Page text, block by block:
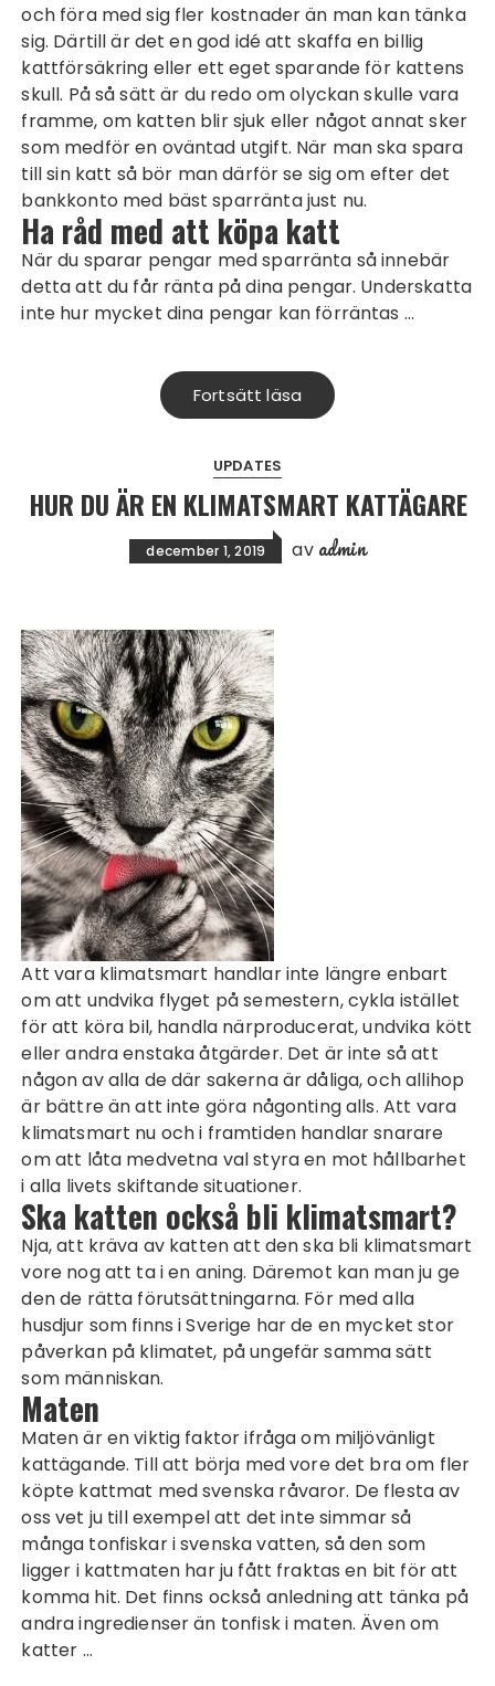
och föra med sig fler kostnader än man kan tänka
sig. Därtill är det en god idé att skaffa en billig
kattförsäkring eller ett eget sparande för kattens
skull. På så sätt är du redo om olyckan skulle vara
framme, om katten blir sjuk eller något annat sker
som medför en oväntad utgift. När man ska spara
till sin katt så bör man därför se sig om efter det
bankkonto med bäst sparränta just nu.
Ha råd med att köpa katt
När du sparar pengar med sparränta så innebär
detta att du får ränta på dina pengar. Underskatta
inte hur mycket dina pengar kan förräntas …
Fortsätt läsa
UPDATES
HUR DU ÄR EN KLIMATSMART KATTÄGARE
december 1, 2019 av admin
Att vara klimatsmart handlar inte längre enbart
om att undvika flyget på semestern, cykla istället
för att köra bil, handla närproducerat, undvika kött
eller andra enstaka åtgärder. Det är inte så att
någon av alla de där sakerna är dåliga, och allihop
är bättre än att inte göra någonting alls. Att vara
klimatsmart nu och i framtiden handlar snarare
om att låta medvetna val styra en mot hållbarhet
i alla livets skiftande situationer.
Ska katten också bli klimatsmart?
Nja, att kräva av katten att den ska bli klimatsmart
vore nog att ta i en aning. Däremot kan man ju ge
den de rätta förutsättningarna. För med alla
husdjur som finns i Sverige har de en mycket stor
påverkan på klimatet, på ungefär samma sätt
som människan.
Maten
Maten är en viktig faktor ifråga om miljövänligt
kattägande. Till att börja med vore det bra om fler
köpte kattmat med svenska råvaror. De flesta av
oss vet ju till exempel att det inte simmar så
många tonfiskar i svenska vatten, så den som
ligger i kattmaten har ju fått fraktas en bit för att
komma hit. Det finns också anledning att tänka på
andra ingredienser än tonfisk i maten. Även om
katter …